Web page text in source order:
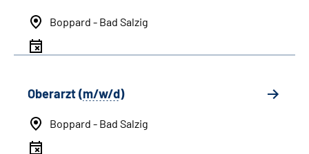
Boppard - Bad Salzig
Oberarzt (m/w/d)
Boppard - Bad Salzig